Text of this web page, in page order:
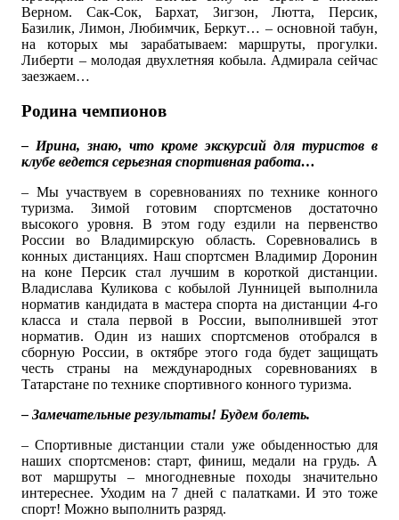
Верном. Сак-Сок, Бархат, Зигзон, Лютта, Персик,
Базилик, Лимон, Любимчик, Беркут… – основной табун,
на которых мы зарабатываем: маршруты, прогулки.
Либерти – молодая двухлетняя кобыла. Адмирала сейчас
заезжаем…
Родина чемпионов
– Ирина, знаю, что кроме экскурсий для туристов в
клубе ведется серьезная спортивная работа…
– Мы участвуем в соревнованиях по технике конного
туризма. Зимой готовим спортсменов достаточно
высокого уровня. В этом году ездили на первенство
России во Владимирскую область. Соревновались в
конных дистанциях. Наш спортсмен Владимир Доронин
на коне Персик стал лучшим в короткой дистанции.
Владислава Куликова с кобылой Лунницей выполнила
норматив кандидата в мастера спорта на дистанции 4-го
класса и стала первой в России, выполнившей этот
норматив. Один из наших спортсменов отобрался в
сборную России, в октябре этого года будет защищать
честь страны на международных соревнованиях в
Татарстане по технике спортивного конного туризма.
– Замечательные результаты! Будем болеть.
– Спортивные дистанции стали уже обыденностью для
наших спортсменов: старт, финиш, медали на грудь. А
вот маршруты – многодневные походы значительно
интереснее. Уходим на 7 дней с палатками. И это тоже
спорт! Можно выполнить разряд.